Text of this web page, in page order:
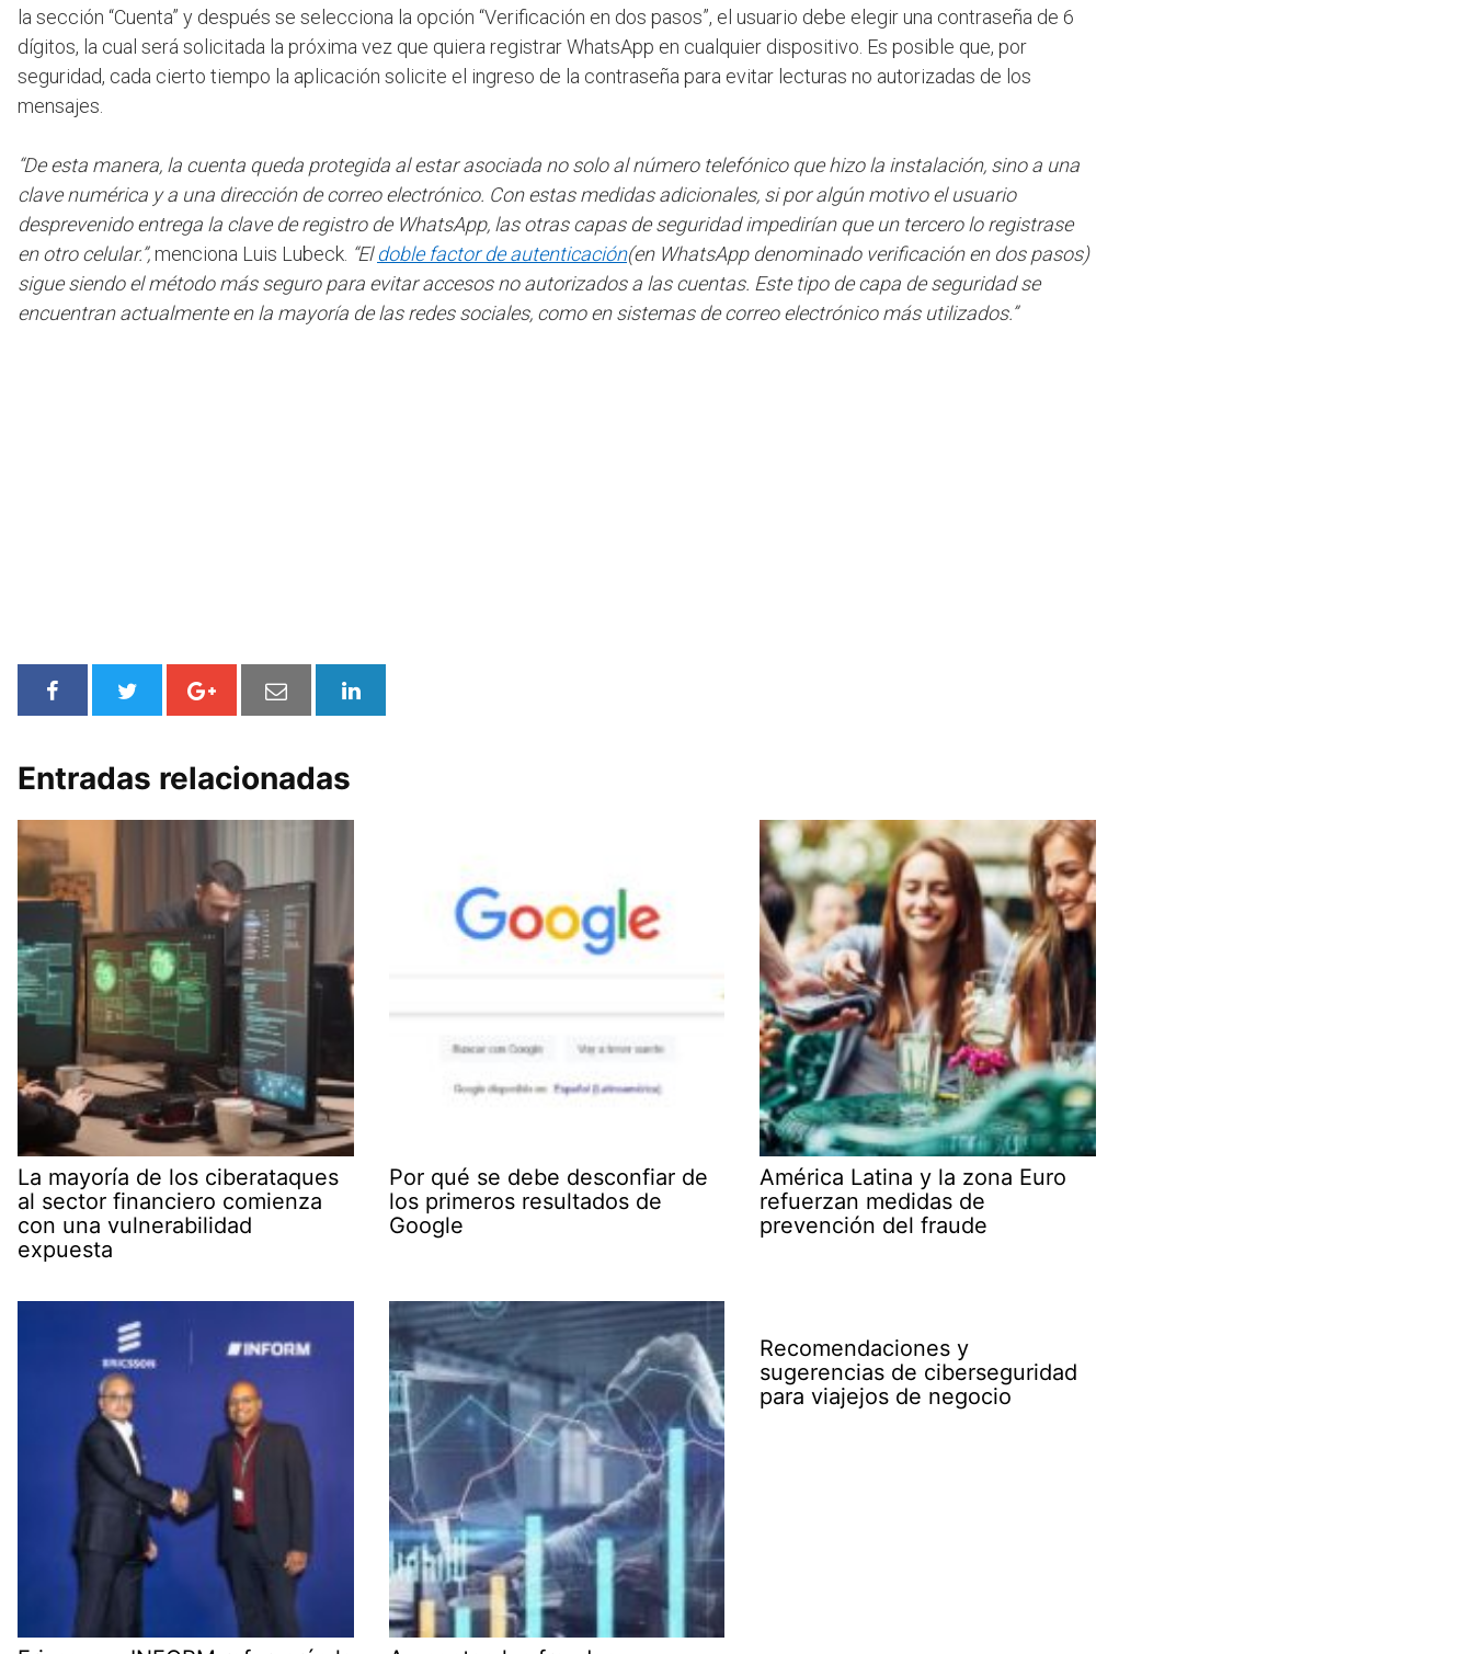
la sección “Cuenta” y después se selecciona la opción “Verificación en dos pasos”, el usuario debe elegir una contraseña de 6
dígitos, la cual será solicitada la próxima vez que quiera registrar WhatsApp en cualquier dispositivo. Es posible que, por
seguridad, cada cierto tiempo la aplicación solicite el ingreso de la contraseña para evitar lecturas no autorizadas de los
mensajes.
“De esta manera, la cuenta queda protegida al estar asociada no solo al número telefónico que hizo la instalación, sino a una
clave numérica y a una dirección de correo electrónico. Con estas medidas adicionales, si por algún motivo el usuario
desprevenido entrega la clave de registro de WhatsApp, las otras capas de seguridad impedirían que un tercero lo registrase
en otro celular.”, menciona Luis Lubeck. “Eldoble factor de autenticación(en WhatsApp denominado verificación en dos pasos)
sigue siendo el método más seguro para evitar accesos no autorizados a las cuentas. Este tipo de capa de seguridad se
encuentran actualmente en la mayoría de las redes sociales, como en sistemas de correo electrónico más utilizados.”
Entradas relacionadas
La mayoría de los ciberataques
al sector financiero comienza
con una vulnerabilidad
expuesta
Por qué se debe desconfiar de
los primeros resultados de
Google
América Latina y la zona Euro
refuerzan medidas de
prevención del fraude
Recomendaciones y
sugerencias de ciberseguridad
para viajejos de negocio